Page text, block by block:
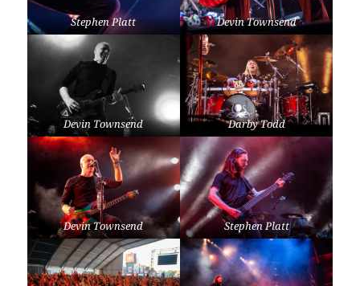
Stephen Platt Devin Townsend
Devin Townsend Darby Todd
Devin Townsend Stephen Platt